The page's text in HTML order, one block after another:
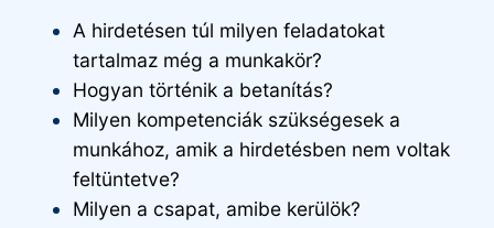
A hirdetésen túl milyen feladatokat
tartalmaz még a munkakör?
Hogyan történik a betanítás?
Milyen kompetenciák szükségesek a
munkához, amik a hirdetésben nem voltak
feltüntetve?
Milyen a csapat, amibe kerülök?